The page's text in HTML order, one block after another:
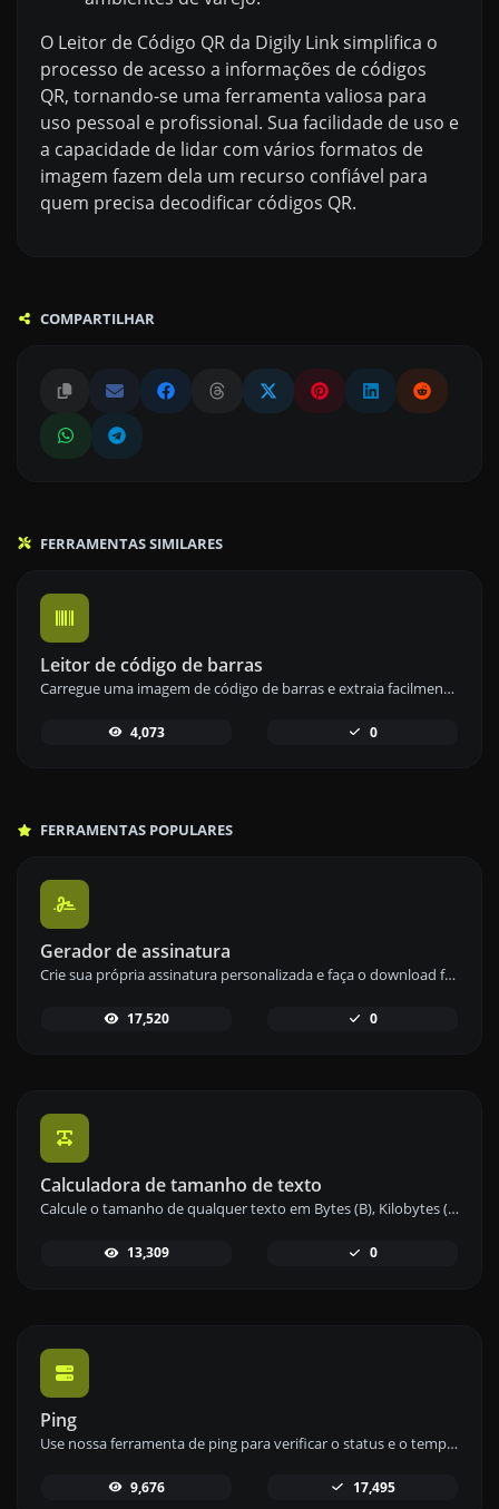
O Leitor de Código QR da Digily Link simplifica o
processo de acesso a informações de códigos
QR, tornando-se uma ferramenta valiosa para
uso pessoal e profissional. Sua facilidade de uso e
a capacidade de lidar com vários formatos de
imagem fazem dela um recurso confiável para
quem precisa decodificar códigos QR.
COMPARTILHAR
FERRAMENTAS SIMILARES
Leitor de código de barras
Carregue uma imagem de código de barras e extraia facilmente os dados incorporados com nossa ferramenta de leitura de código de barras para uma rápida recuperação de informações.
4,073 0
FERRAMENTAS POPULARES
Gerador de assinatura
Crie sua própria assinatura personalizada e faça o download facilmente com nossa ferramenta geradora de assinaturas para assinaturas eletrônicas personalizadas.
17,520 0
Calculadora de tamanho de texto
Calcule o tamanho de qualquer texto em Bytes (B), Kilobytes (KB) ou Megabytes (MB) usando nossa ferramenta de cálculo de tamanho de texto.
13,309 0
Ping
Use nossa ferramenta de ping para verificar o status e o tempo de resposta de qualquer site, servidor ou porta de forma rápida e eficiente.
9,676 17,495